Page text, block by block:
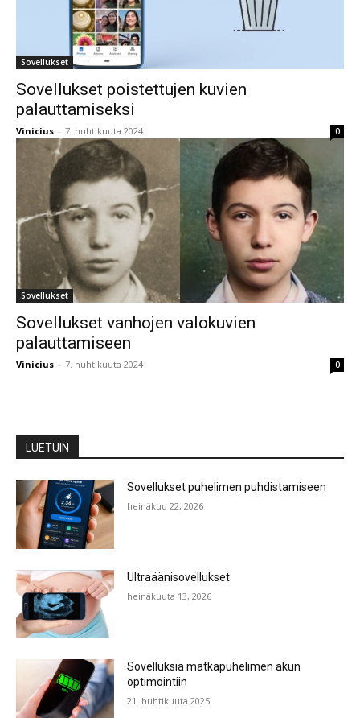
Sovellukset
Sovellukset poistettujen kuvien
palauttamiseksi
Vinicius - 7. huhtikuuta 2024 0
Sovellukset
Sovellukset vanhojen valokuvien
palauttamiseen
Vinicius - 7. huhtikuuta 2024 0
LUETUIN
Sovellukset puhelimen puhdistamiseen
heinäkuu 22, 2026
Ultraäänisovellukset
heinäkuuta 13, 2026
Sovelluksia matkapuhelimen akun
optimointiin
21. huhtikuuta 2025